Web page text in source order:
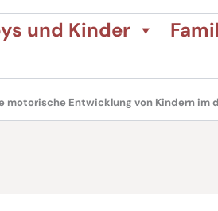
und Kinder
motorische Entwicklung von Kindern im